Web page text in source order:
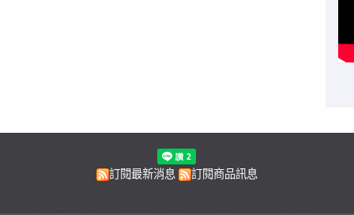
訂閱最新消息 訂閱商品訊息